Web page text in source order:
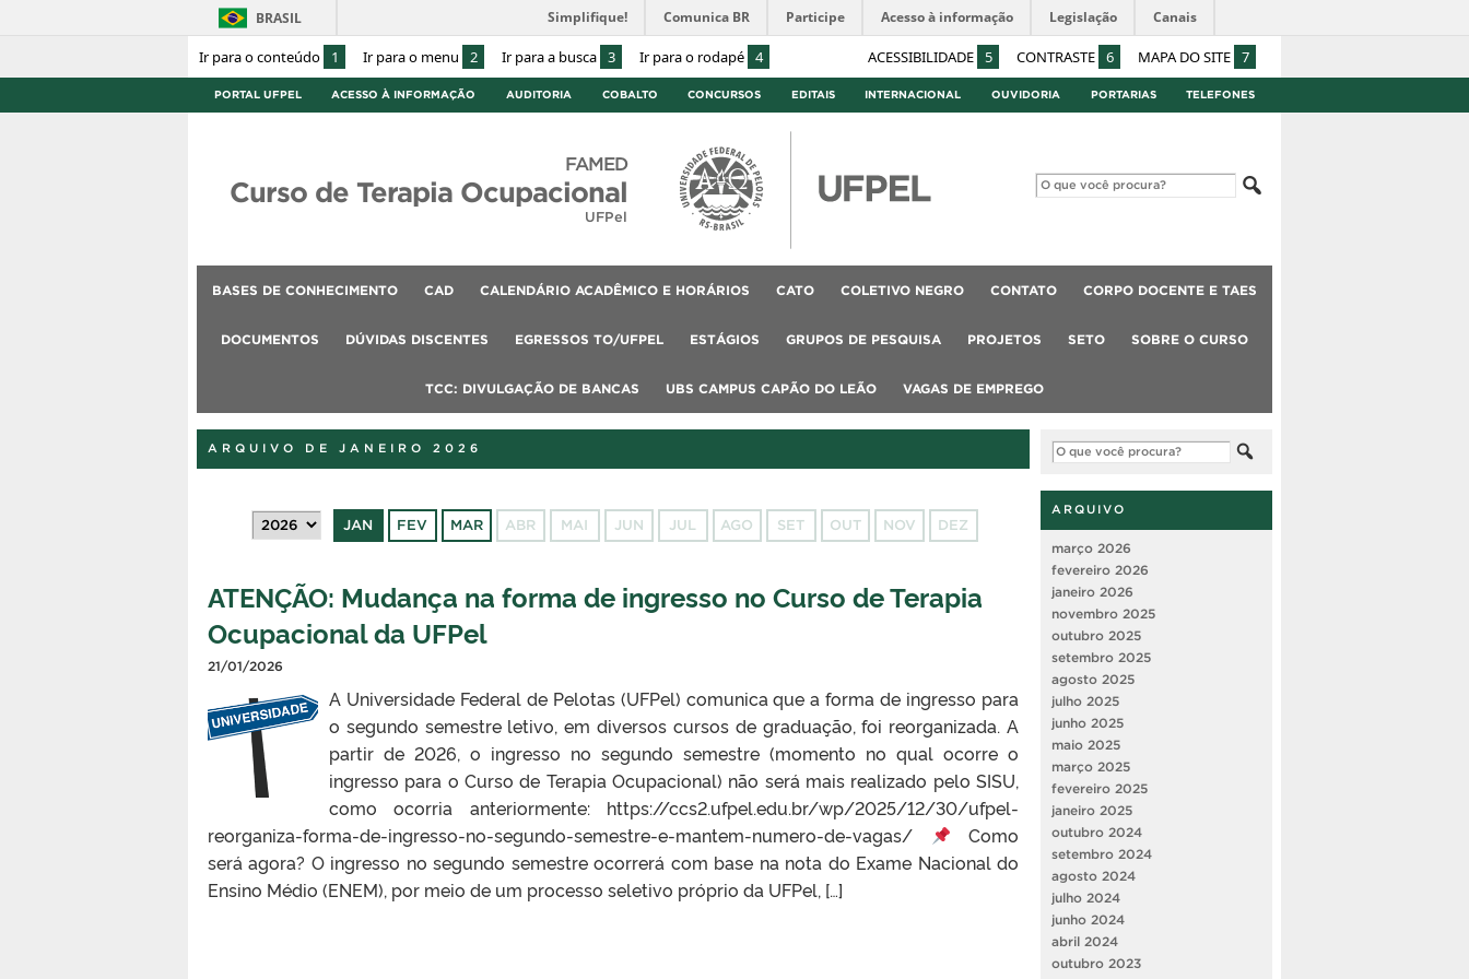
Ir para o conteúdo 1 Ir para o menu 2 Ir para a busca 3 Ir para o rodapé 4 ACESSIBILIDADE 5 CONTRASTE 6 MAPA DO SITE 7
BRASIL Simplifique! Comunica BR Participe Acesso à informação Legislação Canais
PORTAL UFPEL ACESSO À INFORMAÇÃO AUDITORIA COBALTO CONCURSOS EDITAIS INTERNACIONAL OUVIDORIA PORTARIAS TELEFONES
FAMED
Curso de Terapia Ocupacional
UFPel
BASES DE CONHECIMENTO CAD CALENDÁRIO ACADÊMICO E HORÁRIOS CATO COLETIVO NEGRO CONTATO CORPO DOCENTE E TAES
DOCUMENTOS DÚVIDAS DISCENTES EGRESSOS TO/UFPEL ESTÁGIOS GRUPOS DE PESQUISA PROJETOS SETO SOBRE O CURSO
TCC: DIVULGAÇÃO DE BANCAS UBS CAMPUS CAPÃO DO LEÃO VAGAS DE EMPREGO
ARQUIVO DE JANEIRO 2026
JAN FEV MAR ABR MAI JUN JUL AGO SET OUT NOV DEZ
ATENÇÃO: Mudança na forma de ingresso no Curso de Terapia
Ocupacional da UFPel
21/01/2026
A Universidade Federal de Pelotas (UFPel) comunica que a forma de ingresso para
o segundo semestre letivo, em diversos cursos de graduação, foi reorganizada. A
partir de 2026, o ingresso no segundo semestre (momento no qual ocorre o
ingresso para o Curso de Terapia Ocupacional) não será mais realizado pelo SISU,
como ocorria anteriormente: https://ccs2.ufpel.edu.br/wp/2025/12/30/ufpel-
reorganiza-forma-de-ingresso-no-segundo-semestre-e-mantem-numero-de-vagas/
Como
será agora? O ingresso no segundo semestre ocorrerá com base na nota do Exame Nacional do
Ensino Médio (ENEM), por meio de um processo seletivo próprio da UFPel, […]
ARQUIVO
março 2026
fevereiro 2026
janeiro 2026
novembro 2025
outubro 2025
setembro 2025
agosto 2025
julho 2025
junho 2025
maio 2025
março 2025
fevereiro 2025
janeiro 2025
outubro 2024
setembro 2024
agosto 2024
julho 2024
junho 2024
abril 2024
outubro 2023